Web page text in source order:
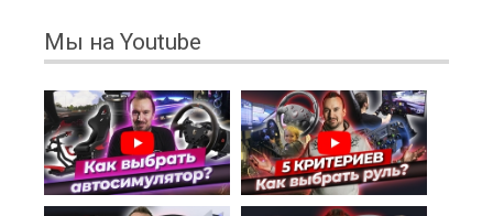
Мы на Youtube